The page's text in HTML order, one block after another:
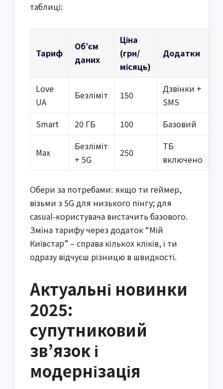
таблиці:
Тариф
Об’єм
даних
Ціна
(грн/
місяць)
Додатки
Love
UA
Безліміт 150
Дзвінки +
SMS
Smart
20 ГБ 100 Базовий
Max
Безліміт
+ 5G
250
ТБ
включено
Обери за потребами: якщо ти геймер,
візьми з 5G для низького пінгу; для
casual-користувача вистачить базового.
Зміна тарифу через додаток “Мій
Київстар” – справа кількох кліків, і ти
одразу відчуєш різницю в швидкості.
Актуальні новинки
2025:
супутниковий
зв’язок і
модернізація